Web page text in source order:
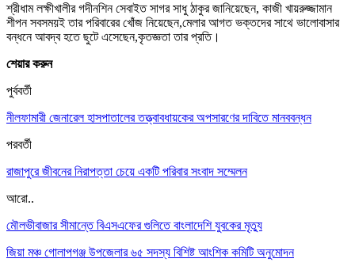
শ্রীধাম লক্ষীখালীর গদীনশিন সেবাইত সাগর সাধু ঠাকুর জানিয়েছেন, কাজী খায়রুজ্জামান
শীপন সবসময়ই তার পরিবারের খোঁজ নিয়েছেন,মেলার আগত ভক্তদের সাথে ভালোবাসার
বন্ধনে আবদ্ব হতে ছুটে এসেছেন,কৃতজ্ঞতা তার প্রতি।
শেয়ার করুন
পুর্ববর্তী
নীলফামারী জেনারেল হাসপাতালের তত্ত্বাবধায়কের অপসারণের দাবিতে মানববন্ধন
পরবর্তী
রাজাপুরে জীবনের নিরাপত্তা চেয়ে একটি পরিবার সংবাদ সম্মেলন
আরো..
মৌলভীবাজার সীমান্তে বিএসএফের গুলিতে বাংলাদেশি যুবকের মৃত্যু
জিয়া মঞ্চ গোলাপগঞ্জ উপজেলার ৬৫ সদস্য বিশিষ্ট আংশিক কমিটি অনুমোদন